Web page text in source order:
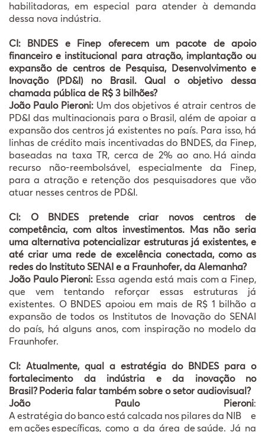
habilitadoras, em especial para atender à demanda
dessa nova indústria.
CI: BNDES e Finep oferecem um pacote de apoio
financeiro e institucional para atração, implantação ou
expansão de centros de Pesquisa, Desenvolvimento e
Inovação (PD&I) no Brasil. Qual o objetivo dessa
chamada pública de R$ 3 bilhões?
João Paulo Pieroni:Um dos objetivos é atrair centros de
PD&I das multinacionais para o Brasil, além de apoiar a
expansão dos centros já existentes no país. Para isso, há
linhas de crédito mais incentivadas do BNDES, da Finep,
baseadas na taxa TR, cerca de 2% ao ano. Há ainda
recurso não-reembolsável, especialmente da Finep,
para a atração e retenção dos pesquisadores que vão
atuar nesses centros de PD&I.
CI: O BNDES pretende criar novos centros de
competência, com altos investimentos. Mas não seria
uma alternativa potencializar estruturas já existentes, e
até criar uma rede de excelência conectada, como as
redes do Instituto SENAI e a Fraunhofer, da Alemanha?
João Paulo Pieroni: Essa agenda está mais com a Finep,
que vem tentando reforçar essas estruturas já
existentes. O BNDES apoiou em mais de R$ 1 bilhão a
expansão de todos os Institutos de Inovação do SENAI
do país, há alguns anos, com inspiração no modelo da
Fraunhofer.
CI: Atualmente, qual a estratégia do BNDES para o
fortalecimento da indústria e da inovação no
Brasil? Poderia falar também sobre o setor audiovisual?
João Paulo Pieroni:
A estratégia do banco está calcada nos pilares da NIB e
em ações específicas, como a da área de saúde. Já na